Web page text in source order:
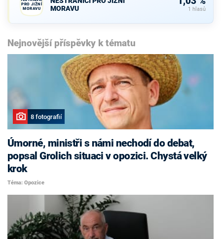
PRO JIŽNÍ
MORAVU
MORAVU
1 hlasů
Nejnovější příspěvky k tématu
8 fotografií
Úmorné, ministři s námi nechodí do debat,
popsal Grolich situaci v opozici. Chystá velký
krok
Téma: Opozice